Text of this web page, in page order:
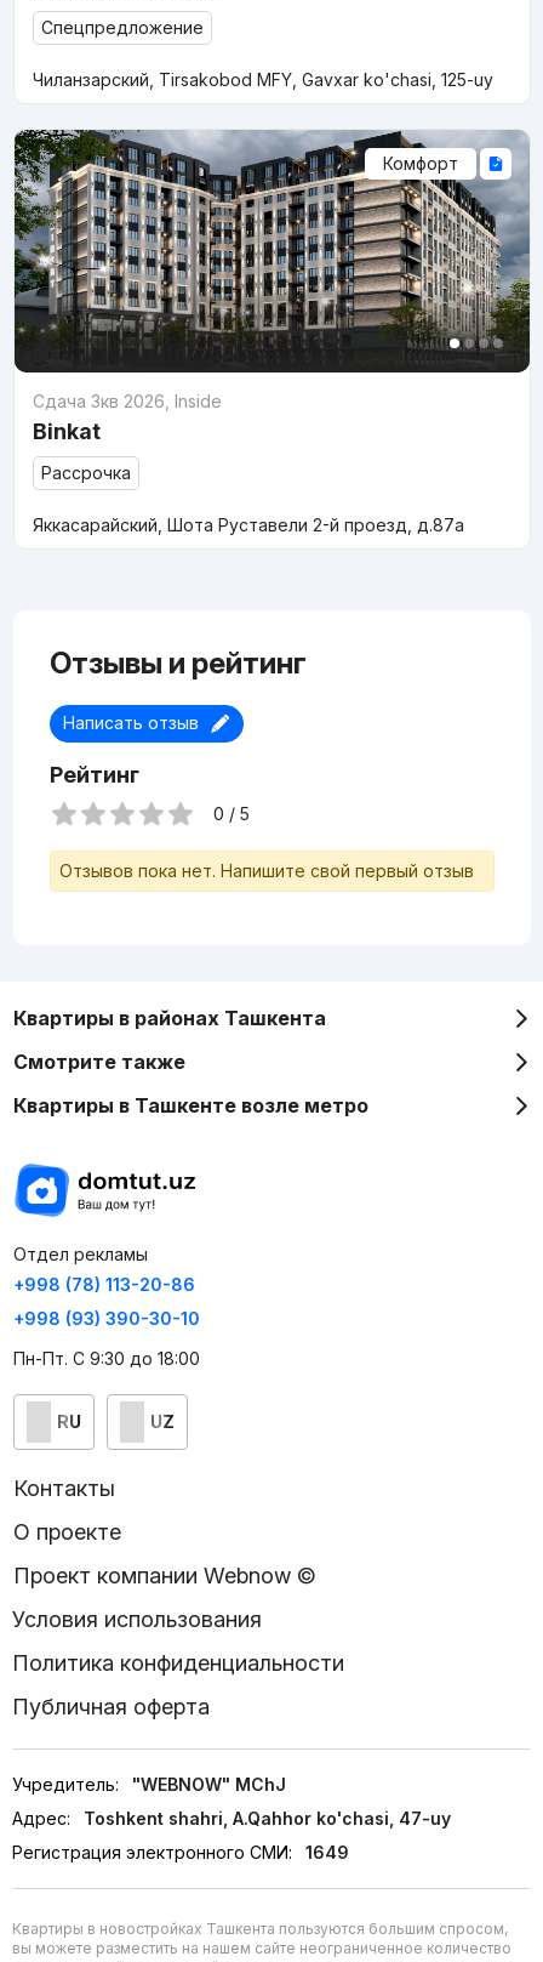
Спецпредложение
Чиланзарский, Tirsakobod MFY, Gavxar ko'chasi, 125-uy
Комфорт
Сдача 3кв 2026 Inside
Binkat
Рассрочка
Яккасарайский, Шота Руставели 2-й проезд, д.87a
Отзывы и рейтинг
Написать отзыв
Рейтинг
0 / 5
Отзывов пока нет. Напишите свой первый отзыв
Квартиры в районах Ташкента
Смотрите также
Квартиры в Ташкенте возле метро
Отдел рекламы
+998 (78) 113-20-86
+998 (93) 390-30-10
Пн-Пт. С 9:30 до 18:00
RU UZ
Контакты
О проекте
Проект компании Webnow ©
Условия использования
Политика конфиденциальности
Публичная оферта
Учредитель:
"WEBNOW" MChJ
Адрес:
Toshkent shahri, A.Qahhor ko'chasi, 47-uy
Регистрация электронного СМИ:
1649
Квартиры в новостройках Ташкента пользуются большим спросом,
вы можете разместить на нашем сайте неограниченное количество